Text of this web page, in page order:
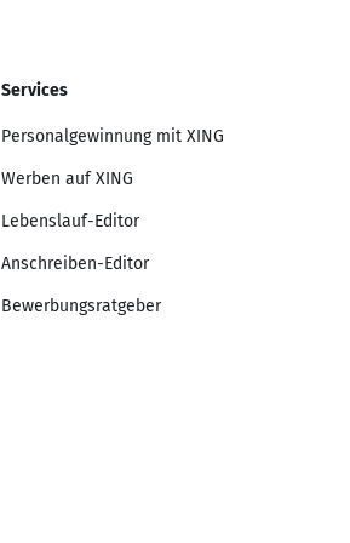
Services
Personalgewinnung mit XING
Werben auf XING
Lebenslauf-Editor
Anschreiben-Editor
Bewerbungsratgeber